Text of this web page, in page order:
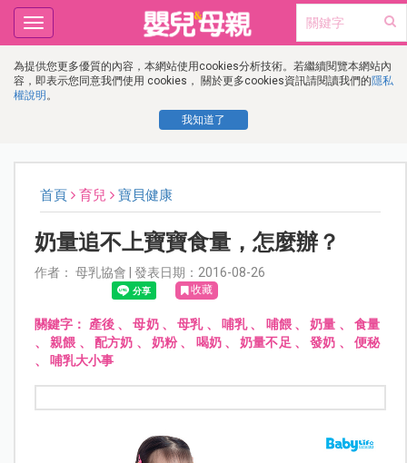
為提供您更多優質的內容，本網站使用cookies分析技術。若繼續閱覽本網站內
容，即表示您同意我們使用 cookies， 關於更多cookies資訊請閱讀我們的隱私
權說明 。
我知道了
Toggle
navigation
首頁 育兒 寶貝健康
奶量追不上寶寶食量，怎麼辦？
作者： 母乳協會 | 發表日期：2016-08-26
收藏
關鍵字： 產後、母奶、母乳、 哺乳、 哺餵、奶量 、 食量
、親餵 、 配方奶 、 奶粉、 喝奶、奶量不足 、發奶 、 便秘
、
哺乳大小事